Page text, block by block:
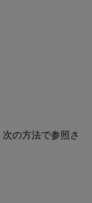
の方法で参照さ